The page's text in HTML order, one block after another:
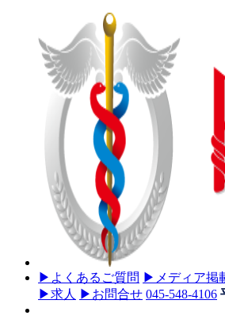
▶ よくあるご質問 ▶ メディア掲
▶求人 ▶ お問合せ 045-548-4106